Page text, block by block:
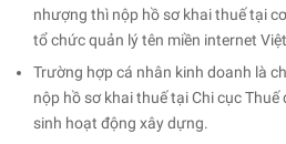
nhượng thì nộp hồ sơ khai thuế tại
tổ chức quản lý tên miền internet Việt
Trường hợp cá nhân kinh doanh là
nộp hồ sơ khai thuế tại Chi cục
sinh hoạt động xây dựng.